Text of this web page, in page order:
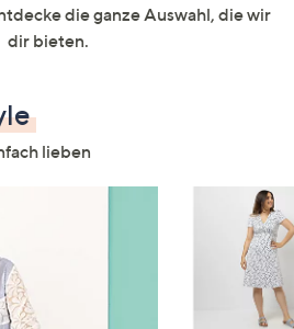
die ganze Auswahl, die wir
dir bieten.
lieben